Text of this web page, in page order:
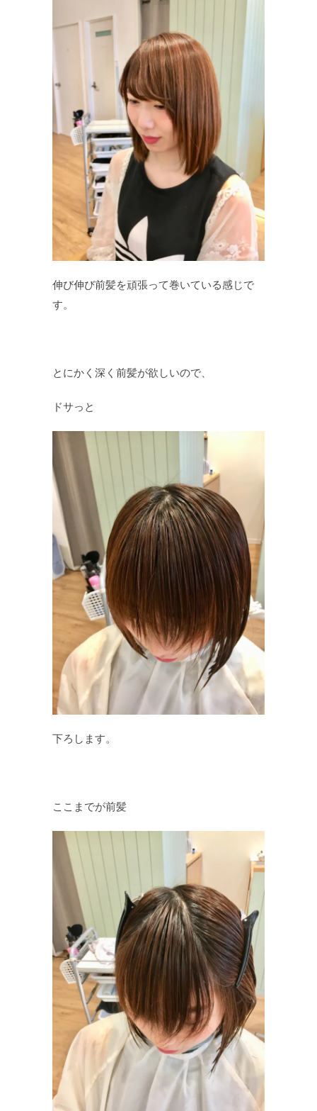
伸び伸び前髪を頑張って巻いている感じで
す。
とにかく深く前髪が欲しいので、
ドサっと
下ろします。
ここまでが前髪